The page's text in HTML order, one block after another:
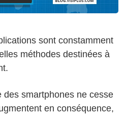
sont constamment
méthodes destinées à
des smartphones ne cesse
en conséquence,